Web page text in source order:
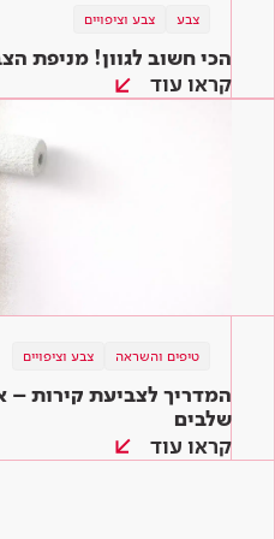
צבע צבע וציפויים
הכי חשוב לגוון! מניפת
קראו עוד
טיפים והשראה צבע וציפויים
שלבים
קראו עוד